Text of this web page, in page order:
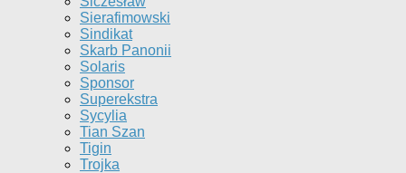
Sierafimowski
Sindikat
Skarb Panonii
Solaris
Sponsor
Superekstra
Sycylia
Tian Szan
Tigin
Trojka